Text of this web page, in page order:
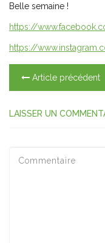
Belle semaine !
https://
https://
Article précédent
LAISSER UN